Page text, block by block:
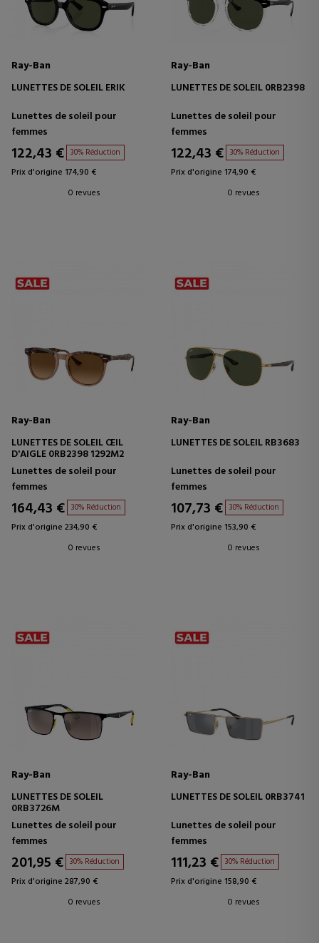
Ray-Ban
LUNETTES DE SOLEIL ERIK
Lunettes de soleil pour
femmes
122,43 € 30% Réduction
Prix d'origine 174,90 €
0 revues
Ray-Ban
LUNETTES DE SOLEIL 0RB2398
Lunettes de soleil pour
femmes
122,43 € 30% Réduction
Prix d'origine 174,90 €
0 revues
Ray-Ban
LUNETTES DE SOLEIL ŒIL
D'AIGLE 0RB2398 1292M2
Lunettes de soleil pour
femmes
164,43 € 30% Réduction
Prix d'origine 234,90 €
0 revues
Ray-Ban
LUNETTES DE SOLEIL RB3683
Lunettes de soleil pour
femmes
107,73 € 30% Réduction
Prix d'origine 153,90 €
0 revues
Ray-Ban
LUNETTES DE SOLEIL
0RB3726M
Lunettes de soleil pour
femmes
201,95 € 30% Réduction
Prix d'origine 287,90 €
0 revues
Ray-Ban
LUNETTES DE SOLEIL 0RB3741
Lunettes de soleil pour
femmes
111,23 € 30% Réduction
Prix d'origine 158,90 €
0 revues